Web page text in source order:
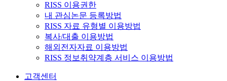
RISS 이용권한
내 관심논문 등록방법
RISS 자료 유형별 이용방법
복사/대출 이용방법
해외전자자료 이용방법
RISS 정보취약계층 서비스 이용방법
고객센터